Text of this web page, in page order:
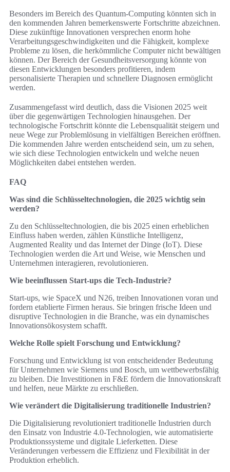
Besonders im Bereich des Quantum-Computing könnten sich in
den kommenden Jahren bemerkenswerte Fortschritte abzeichnen.
Diese zukünftige Innovationen versprechen enorm hohe
Verarbeitungsgeschwindigkeiten und die Fähigkeit, komplexe
Probleme zu lösen, die herkömmliche Computer nicht bewältigen
können. Der Bereich der Gesundheitsversorgung könnte von
diesen Entwicklungen besonders profitieren, indem
personalisierte Therapien und schnellere Diagnosen ermöglicht
werden.
Zusammengefasst wird deutlich, dass die Visionen 2025 weit
über die gegenwärtigen Technologien hinausgehen. Der
technologische Fortschritt könnte die Lebensqualität steigern und
neue Wege zur Problemlösung in vielfältigen Bereichen eröffnen.
Die kommenden Jahre werden entscheidend sein, um zu sehen,
wie sich diese Technologien entwickeln und welche neuen
Möglichkeiten dabei entstehen werden.
FAQ
Was sind die Schlüsseltechnologien, die 2025 wichtig sein
werden?
Zu den Schlüsseltechnologien, die bis 2025 einen erheblichen
Einfluss haben werden, zählen Künstliche Intelligenz,
Augmented Reality und das Internet der Dinge (IoT). Diese
Technologien werden die Art und Weise, wie Menschen und
Unternehmen interagieren, revolutionieren.
Wie beeinflussen Start-ups die Tech-Industrie?
Start-ups, wie SpaceX und N26, treiben Innovationen voran und
fordern etablierte Firmen heraus. Sie bringen frische Ideen und
disruptive Technologien in die Branche, was ein dynamisches
Innovationsökosystem schafft.
Welche Rolle spielt Forschung und Entwicklung?
Forschung und Entwicklung ist von entscheidender Bedeutung
für Unternehmen wie Siemens und Bosch, um wettbewerbsfähig
zu bleiben. Die Investitionen in F&E fördern die Innovationskraft
und helfen, neue Märkte zu erschließen.
Wie verändert die Digitalisierung traditionelle Industrien?
Die Digitalisierung revolutioniert traditionelle Industrien durch
den Einsatz von Industrie 4.0-Technologien, wie automatisierte
Produktionssysteme und digitale Lieferketten. Diese
Veränderungen verbessern die Effizienz und Flexibilität in der
Produktion erheblich.